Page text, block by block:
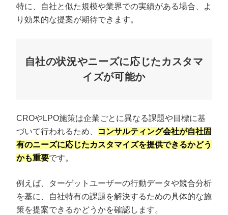
特に、自社と似た規模や業界での実績がある場合、よ
り効果的な提案が期待できます。
自社の状況やニーズに応じたカスタマ
イズが可能か
CROやLPO施策は企業ごとに異なる課題や目標に基
づいて行われるため、
コンサルティング会社が自社固
有のニーズに応じたカスタマイズを提供できるかどう
かも重要です。
例えば、ターゲットユーザーの行動データや競合分析
を基に、自社特有の課題を解決するための具体的な施
策を提案できるかどうかを確認します。